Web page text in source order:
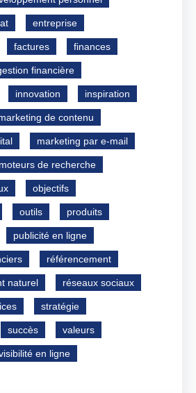
entreprise
factures finances
financière
innovation inspiration
de contenu
marketing par e-mail
moteurs de recherche
objectifs
outils produits
publicité en ligne
référencement
naturel réseaux sociaux
stratégie
succès valeurs
en ligne